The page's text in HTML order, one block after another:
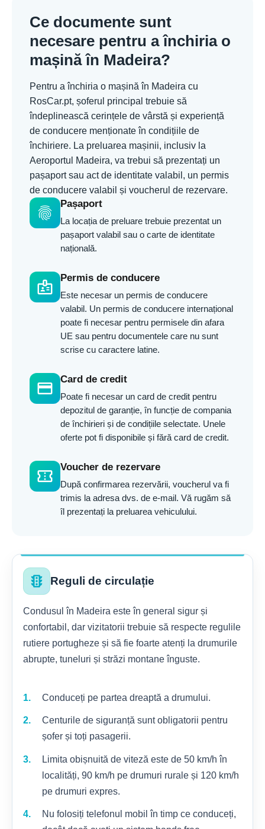
Ce documente sunt
necesare pentru a închiria o
mașină în Madeira?
Pentru a închiria o mașină în Madeira cu
RosCar.pt, șoferul principal trebuie să
îndeplinească cerințele de vârstă și experiență
de conducere menționate în condițiile de
închiriere. La preluarea mașinii, inclusiv la
Aeroportul Madeira, va trebui să prezentați un
pașaport sau act de identitate valabil, un permis
de conducere valabil și voucherul de rezervare.
fingerprint
Pașaport
La locația de preluare trebuie prezentat un
pașaport valabil sau o carte de identitate
națională.
badge
Permis de conducere
Este necesar un permis de conducere
valabil. Un permis de conducere internațional
poate fi necesar pentru permisele din afara
UE sau pentru documentele care nu sunt
scrise cu caractere latine.
credit_card
Card de credit
Poate fi necesar un card de credit pentru
depozitul de garanție, în funcție de compania
de închirieri și de condițiile selectate. Unele
oferte pot fi disponibile și fără card de credit.
confirmation_number
Voucher de rezervare
După confirmarea rezervării, voucherul va fi
trimis la adresa dvs. de e-mail. Vă rugăm să
îl prezentați la preluarea vehiculului.
traffic Reguli de circulație
Condusul în Madeira este în general sigur și
confortabil, dar vizitatorii trebuie să respecte regulile
rutiere portugheze și să fie foarte atenți la drumurile
abrupte, tuneluri și străzi montane înguste.
Conduceți pe partea dreaptă a drumului.
Centurile de siguranță sunt obligatorii pentru
șofer și toți pasagerii.
Limita obișnuită de viteză este de 50 km/h în
localități, 90 km/h pe drumuri rurale și 120 km/h
pe drumuri expres.
Nu folosiți telefonul mobil în timp ce conduceți,